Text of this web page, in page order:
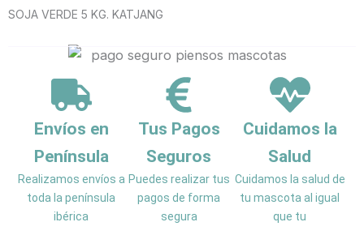
KG.
SOJA VERDE 5 KG. KATJANG
Envíos en
Península
Realizamos envíos a
toda la península
ibérica
Tus Pagos
Seguros
Puedes realizar tus
pagos de forma
segura
Cuidamos la
Salud
Cuidamos la salud de
tu mascota al igual
que tu